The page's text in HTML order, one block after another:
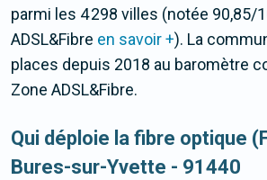
parmi les 4 298 villes (notée 90,85/
ADSL&Fibre en savoir +). La
places depuis 2018 au baromètre
Zone ADSL&Fibre.
Qui déploie la fibre optique
Bures-sur-Yvette - 91440